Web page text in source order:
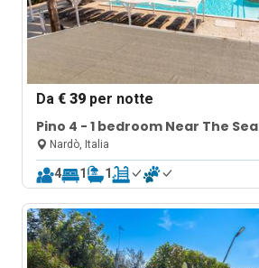
Da€ 39 per notte
Pino 4 - 1 bedroom Near The Sea
Nardò, Italia
4 1 1